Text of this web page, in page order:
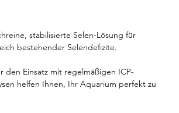
stabilisierte Selen-Lösung für
bestehender Selendefizite.
den Einsatz mit regelmäßigen ICP-
helfen Ihnen, Ihr Aquarium perfekt zu